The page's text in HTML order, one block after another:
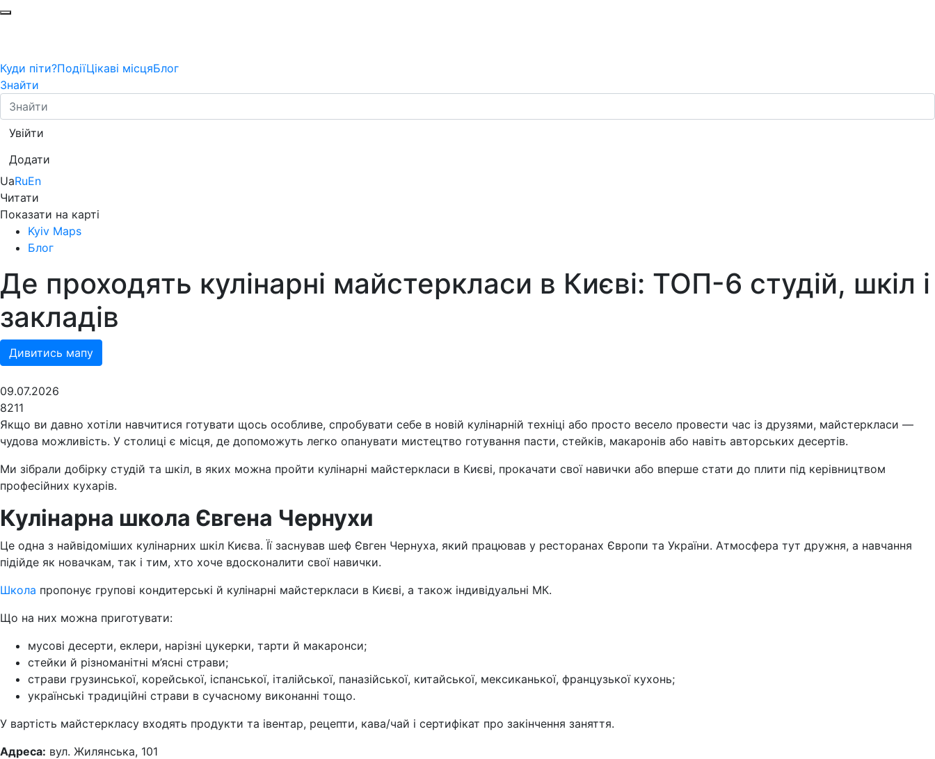
Куди піти?ПодіїЦікаві місцяБлог
Знайти
Увійти
Додати
UaRuEn
Читати
Показати на карті
Kyiv Maps
Блог
Де проходять кулінарні майстеркласи в Києві: ТОП-6 студій, шкіл і
закладів
Дивитись мапу
09.07.2026
8211
Якщо ви давно хотіли навчитися готувати щось особливе, спробувати себе в новій кулінарній техніці або просто весело провести час із друзями, майстеркласи —
чудова можливість. У столиці є місця, де допоможуть легко опанувати мистецтво готування пасти, стейків, макаронів або навіть авторських десертів.
Ми зібрали добірку студій та шкіл, в яких можна пройти кулінарні майстеркласи в Києві, прокачати свої навички або вперше стати до плити під керівництвом
професійних кухарів.
Кулінарна школа Євгена Чернухи
Це одна з найвідоміших кулінарних шкіл Києва. Її заснував шеф Євген Чернуха, який працював у ресторанах Європи та України. Атмосфера тут дружня, а навчання
підійде як новачкам, так і тим, хто хоче вдосконалити свої навички.
Школа пропонує групові кондитерські й кулінарні майстеркласи в Києві, а також індивідуальні МК.
Що на них можна приготувати:
мусові десерти, еклери, нарізні цукерки, тарти й макаронси;
стейки й різноманітні м’ясні страви;
страви грузинської, корейської, іспанської, італійської, паназійської, китайської, мексиканької, французької кухонь;
українські традиційні страви в сучасному виконанні тощо.
У вартість майстеркласу входять продукти та івентар, рецепти, кава/чай і сертифікат про закінчення заняття.
Адреса: вул. Жилянська, 101